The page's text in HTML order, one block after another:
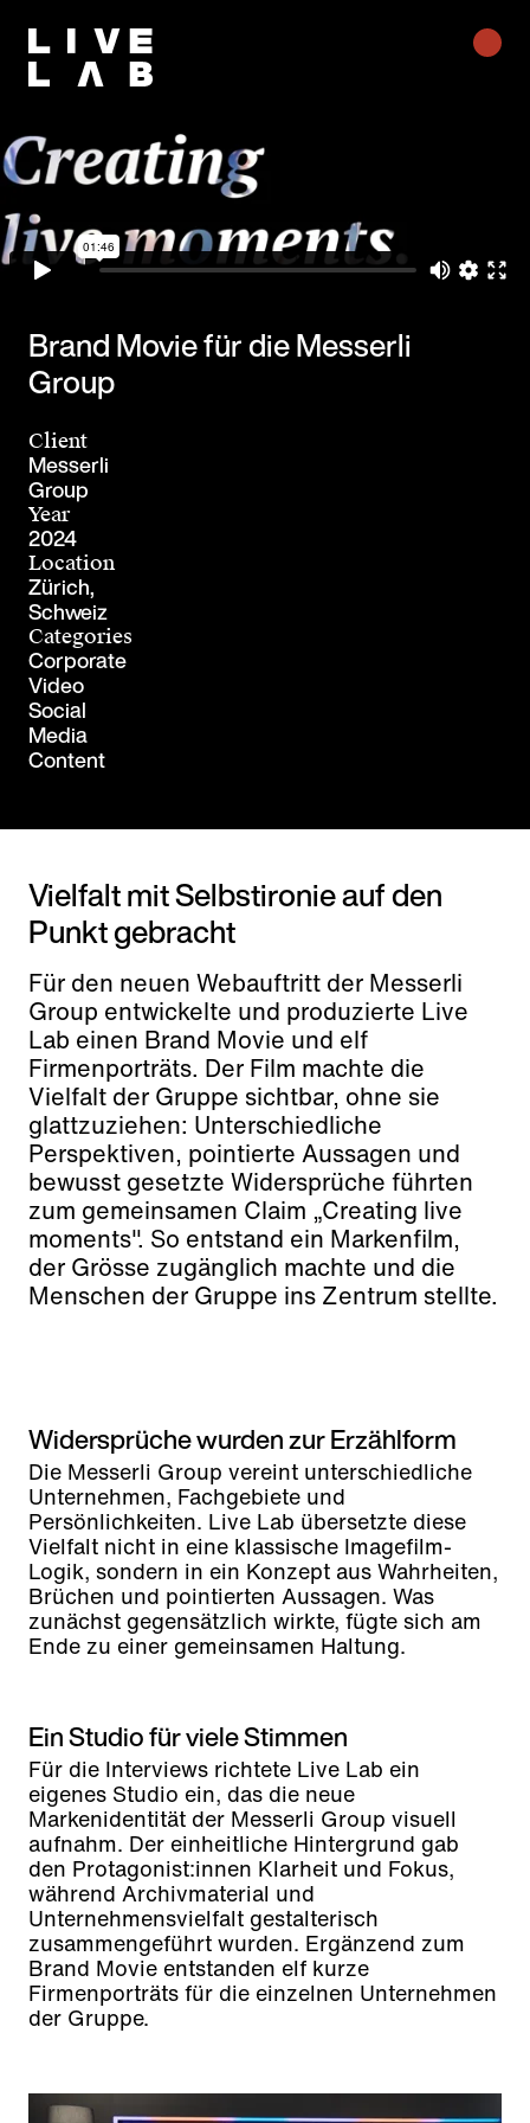
Brand Movie für die Messerli
Group
Client
Messerli
Group
Year
2024
Location
Zürich,
Schweiz
Categories
Corporate
Video
Social
Media
Content
Vielfalt mit Selbstironie auf den
Punkt gebracht
Für den neuen Webauftritt der Messerli
Group entwickelte und produzierte Live
Lab einen Brand Movie und elf
Firmenporträts. Der Film machte die
Vielfalt der Gruppe sichtbar, ohne sie
glattzuziehen: Unterschiedliche
Perspektiven, pointierte Aussagen und
bewusst gesetzte Widersprüche führten
zum gemeinsamen Claim „Creating live
moments". So entstand ein Markenfilm,
der Grösse zugänglich machte und die
Menschen der Gruppe ins Zentrum stellte.
Widersprüche wurden zur Erzählform
Die Messerli Group vereint unterschiedliche
Unternehmen, Fachgebiete und
Persönlichkeiten. Live Lab übersetzte diese
Vielfalt nicht in eine klassische Imagefilm-
Logik, sondern in ein Konzept aus Wahrheiten,
Brüchen und pointierten Aussagen. Was
zunächst gegensätzlich wirkte, fügte sich am
Ende zu einer gemeinsamen Haltung.
Ein Studio für viele Stimmen
Für die Interviews richtete Live Lab ein
eigenes Studio ein, das die neue
Markenidentität der Messerli Group visuell
aufnahm. Der einheitliche Hintergrund gab
den Protagonist:innen Klarheit und Fokus,
während Archivmaterial und
Unternehmensvielfalt gestalterisch
zusammengeführt wurden. Ergänzend zum
Brand Movie entstanden elf kurze
Firmenporträts für die einzelnen Unternehmen
der Gruppe.